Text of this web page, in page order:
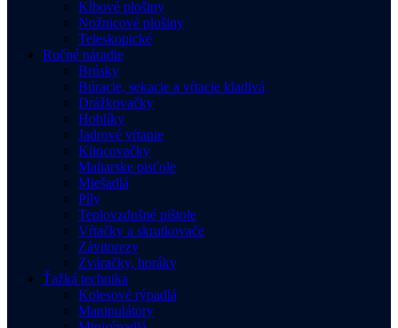
Kĺbové plošiny
Nožnicové plošiny
Teleskopické
Ručné náradie
Brúsky
Búracie, sekacie a vŕtacie kladivá
Drážkovačky
Hoblíky
Jadrové vŕtanie
Klincovačky
Maliarske pisťole
Miešadlá
Píly
Teplovzdušné pištole
Vŕtačky a skrutkovače
Závitorezy
Zváračky, horáky
Ťažká technika
Kolesové rýpadlá
Manipulátory